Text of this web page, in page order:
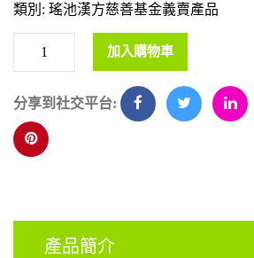
類別: 瑤池漢方慈善基金義賣產品
加入購物車
分享到社交平台:
產品簡介